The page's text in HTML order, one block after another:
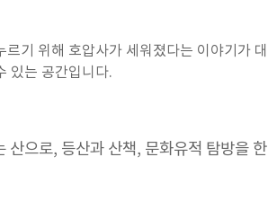
기 위해 호압사가 세워졌다는 이야기가 대
있는 공간입니다.
산으로, 등산과 산책, 문화유적 탐방을 한